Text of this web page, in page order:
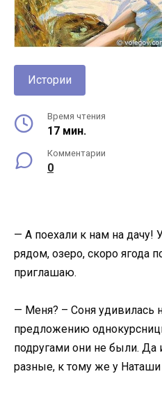
Истории
Время чтения
17 мин.
Комментарии
0
— А поехали к нам на дачу!
рядом, озеро, скоро ягода
приглашаю.
— Меня? – Соня удивилась
предложению
подругами они не были. Да
разные, к тому же у Наташи